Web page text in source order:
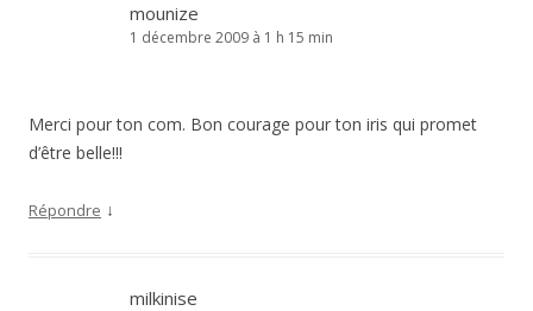
mounize
1 décembre 2009 à 1 h 15 min
Merci pour ton com. Bon courage pour ton iris qui promet
d’être belle!!!
Répondre ↓
milkinise